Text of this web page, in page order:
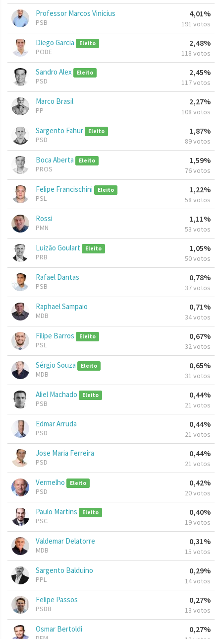
Professor Marcos Vinicius
PSB
4,01%
191 votos
Diego Garcia Eleito
PODE
2,48%
118 votos
Sandro Alex Eleito
PSD
2,45%
117 votos
Marco Brasil
PP
2,27%
108 votos
Sargento Fahur Eleito
PSD
1,87%
89 votos
Boca Aberta Eleito
PROS
1,59%
76 votos
Felipe Francischini Eleito
PSL
1,22%
58 votos
Rossi
PMN
1,11%
53 votos
Luizão Goulart Eleito
PRB
1,05%
50 votos
Rafael Dantas
PSB
0,78%
37 votos
Raphael Sampaio
MDB
0,71%
34 votos
Filipe Barros Eleito
PSL
0,67%
32 votos
Sérgio Souza Eleito
MDB
0,65%
31 votos
Aliel Machado Eleito
PSB
0,44%
21 votos
Edmar Arruda
PSD
0,44%
21 votos
Jose Maria Ferreira
PSD
0,44%
21 votos
Vermelho Eleito
PSD
0,42%
20 votos
Paulo Martins Eleito
PSC
0,40%
19 votos
Valdemar Delatorre
MDB
0,31%
15 votos
Sargento Balduino
PPL
0,29%
14 votos
Felipe Passos
PSDB
0,27%
13 votos
Osmar Bertoldi 0,27%